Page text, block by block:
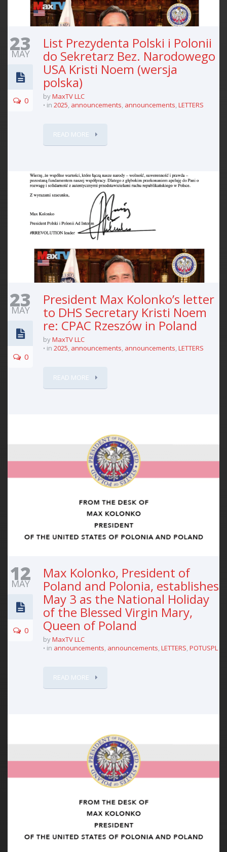
23
MAY
0
List Prezydenta Polski i Polonii
do Sekretarz Bez. Narodowego
USA Kristi Noem (wersja
polska)
byMaxTV LLC
in 2025 announcements announcements LETTERS
READ MORE
23
MAY
0
President Max Kolonko’s letter
to DHS Secretary Kristi Noem
re: CPAC Rzeszów in Poland
byMaxTV LLC
in 2025 announcements announcements LETTERS
READ MORE
12
MAY
0
Max Kolonko, President of
Poland and Polonia, establishes
May 3 as the National Holiday
of the Blessed Virgin Mary,
Queen of Poland
byMaxTV LLC
in announcements, announcements,LETTERS,POTUSPL
READ MORE